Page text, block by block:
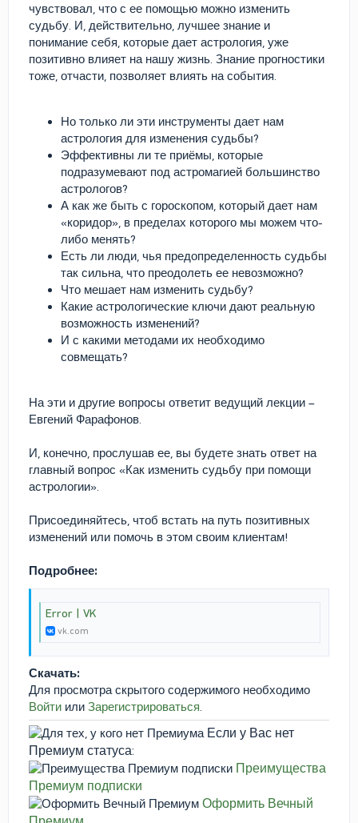
чувствовал, что с ее помощью можно изменить
судьбу. И, действительно, лучшее знание и
понимание себя, которые дает астрология, уже
позитивно влияет на нашу жизнь. Знание прогностики
тоже, отчасти, позволяет влиять на события.
Но только ли эти инструменты дает нам
астрология для изменения судьбы?
Эффективны ли те приёмы, которые
подразумевают под астромагией большинство
астрологов?
А как же быть с гороскопом, который дает нам
«коридор», в пределах которого мы можем что-
либо менять?
Есть ли люди, чья предопределенность судьбы
так сильна, что преодолеть ее невозможно?
Что мешает нам изменить судьбу?
Какие астрологические ключи дают реальную
возможность изменений?
И с какими методами их необходимо
совмещать?
На эти и другие вопросы ответит ведущий лекции –
Евгений Фарафонов.
И, конечно, прослушав ее, вы будете знать ответ на
главный вопрос «Как изменить судьбу при помощи
астрологии».
Присоединяйтесь, чтоб встать на путь позитивных
изменений или помочь в этом своим клиентам!
Подробнее:
Error | VK
vk.com
Скачать:
Для просмотра скрытого содержимого необходимо
Войти или Зарегистрироваться.
Если у Вас нет
Премиум статуса:
Преимущества
Премиум подписки
Оформить Вечный